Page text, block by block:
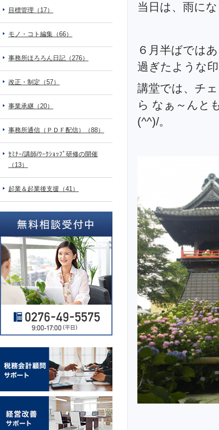
当日は、雨に
６月半ばでは
過ぎたような
講堂では、チ
ら なぁ～んと
(^^)/。
目標管理（17）
モノ・コト編集（66）
事務所ほろろん日記（276）
改正・制定（57）
事業承継（20）
事務所通信（ＰＤＦ配信）（88）
ｾﾐﾅｰ/講師/ﾜｰｸｼｮｯﾌﾟ研修の開催
（13）
起業＆起業後支援（41）